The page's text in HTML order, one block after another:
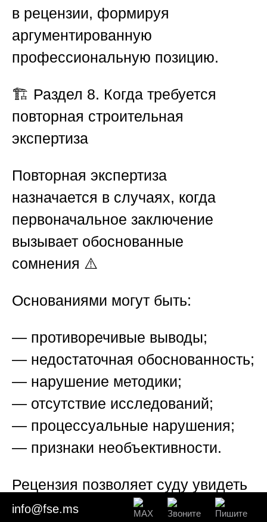
в рецензии, формируя
аргументированную
профессиональную позицию.
🏗️ Раздел 8. Когда требуется
повторная строительная
экспертиза
Повторная экспертиза
назначается в случаях, когда
первоначальное заключение
вызывает обоснованные
сомнения ⚠️
Основаниями могут быть:
— противоречивые выводы;
— недостаточная обоснованность;
— нарушение методики;
— отсутствие исследований;
— процессуальные нарушения;
— признаки необъективности.
Рецензия позволяет суду увидеть
реальные недостатки
info@fse.ms